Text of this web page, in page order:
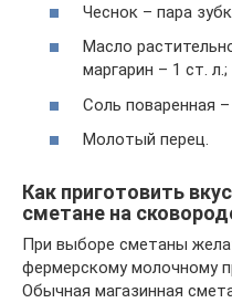
Чеснок – пара
Масло
маргарин – 1 ст. л.;
Соль поваренная –
Молотый перец.
Как приготовить
сметане на
При выборе сметаны
фермерскому молочному
Обычная магазинная